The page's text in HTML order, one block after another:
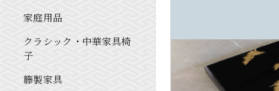
家庭用品
クラシック・中華家具椅
子
籐製家具